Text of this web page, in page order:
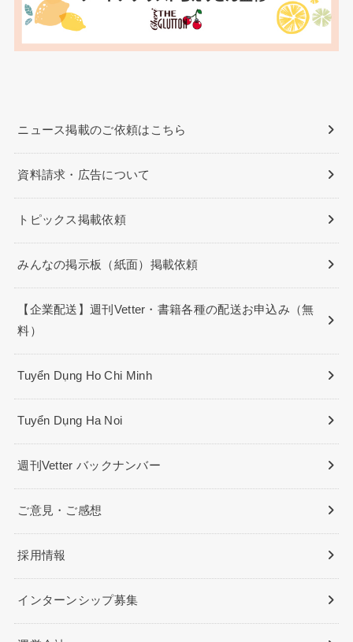
ニュース掲載のご依頼はこちら
資料請求・広告について
トピックス掲載依頼
みんなの掲示板（紙面）掲載依頼
【企業配送】週刊Vetter・書籍各種の配送お申込み（無
料）
Tuyển Dụng Ho Chi Minh
Tuyển Dụng Ha Noi
週刊Vetter バックナンバー
ご意見・ご感想
採用情報
インターンシップ募集